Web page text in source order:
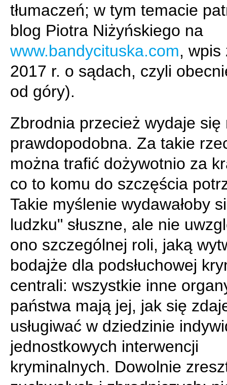
tłumaczeń; w tym temacie
blog Piotra Niżyńskiego na
www.bandycituska.com, wpis
2017 r. o sądach, czyli
od góry).
Zbrodnia przecież wydaje się
prawdopodobna. Za takie
można trafić dożywotnio za
co to komu do szczęścia
Takie myślenie wydawałoby
ludzku" słuszne, ale nie
ono szczególnej roli, jaką
bodajże dla podsłuchowej
centrali: wszystkie inne
państwa mają jej, jak się
usługiwać w dziedzinie
jednostkowych interwencji
kryminalnych. Dowolnie